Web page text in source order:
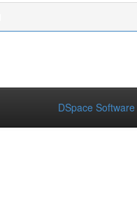
DSpace Software